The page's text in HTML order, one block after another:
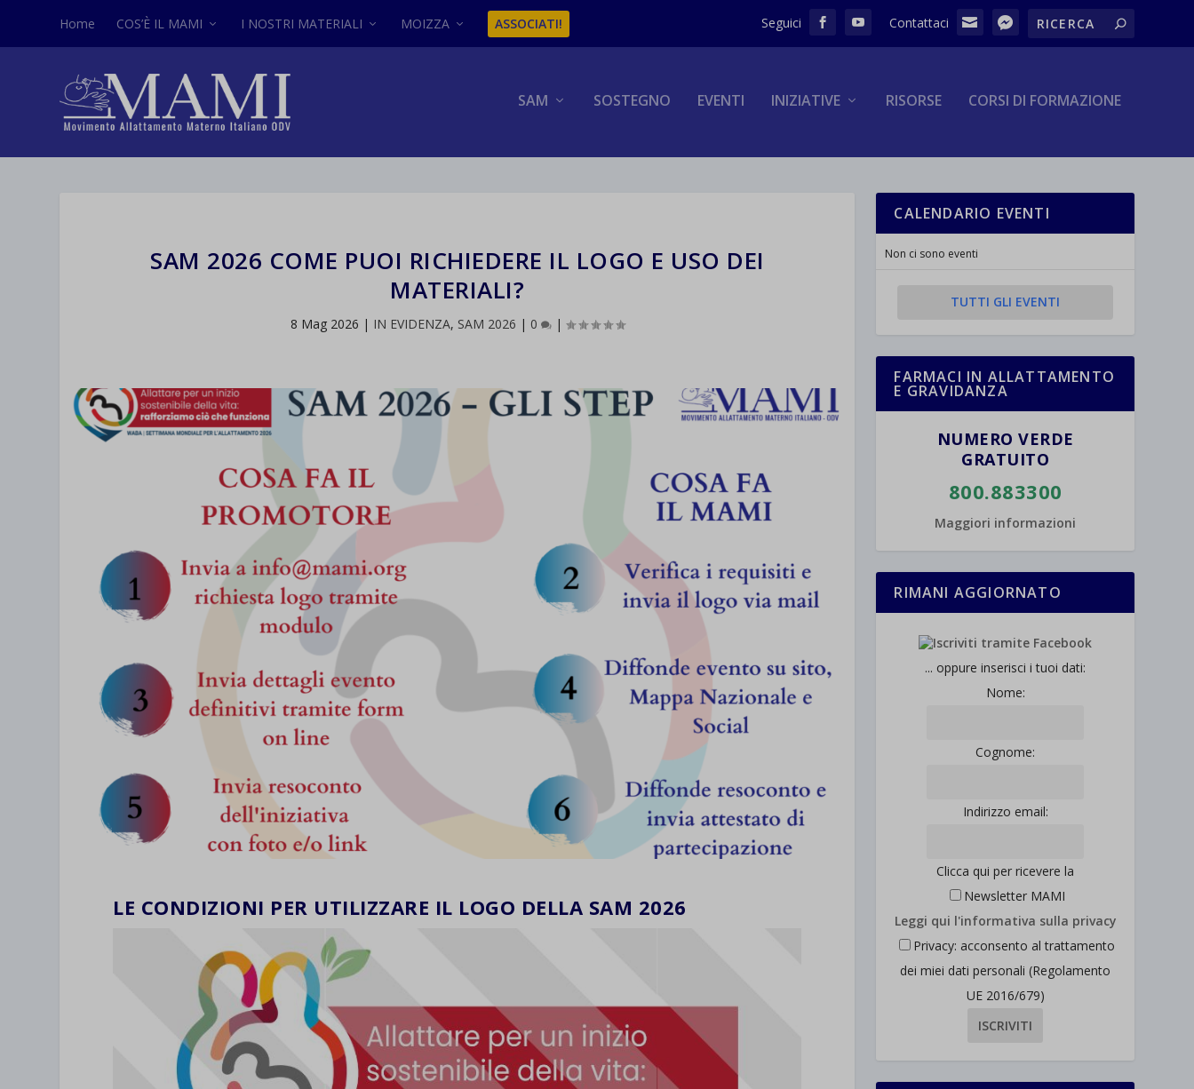
Home COS’È IL MAMI I NOSTRI MATERIALI MOIZZA ASSOCIATI!
SAM SOSTEGNO EVENTI INIZIATIVE RISORSE CORSI DI FORMAZIONE
SAM 2026 COME PUOI RICHIEDERE IL LOGO E USO DEI
MATERIALI?
8 Mag 2026 | IN EVIDENZA, SAM 2026 | 0 |
LE CONDIZIONI PER UTILIZZARE IL LOGO DELLA SAM 2026
CALENDARIO EVENTI
Non ci sono eventi
TUTTI GLI EVENTI
FARMACI IN ALLATTAMENTO
E GRAVIDANZA
NUMERO VERDE
GRATUITO
800.883300
Maggiori informazioni
RIMANI AGGIORNATO
... oppure inserisci i tuoi dati:
Nome:
Cognome:
Indirizzo email:
Clicca qui per ricevere la
Newsletter MAMI
Leggi qui l'informativa sulla privacy
Privacy: acconsento al trattamento
dei miei dati personali (Regolamento
UE 2016/679)